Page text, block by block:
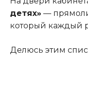
детях» —
который каждый
Делюсь этим